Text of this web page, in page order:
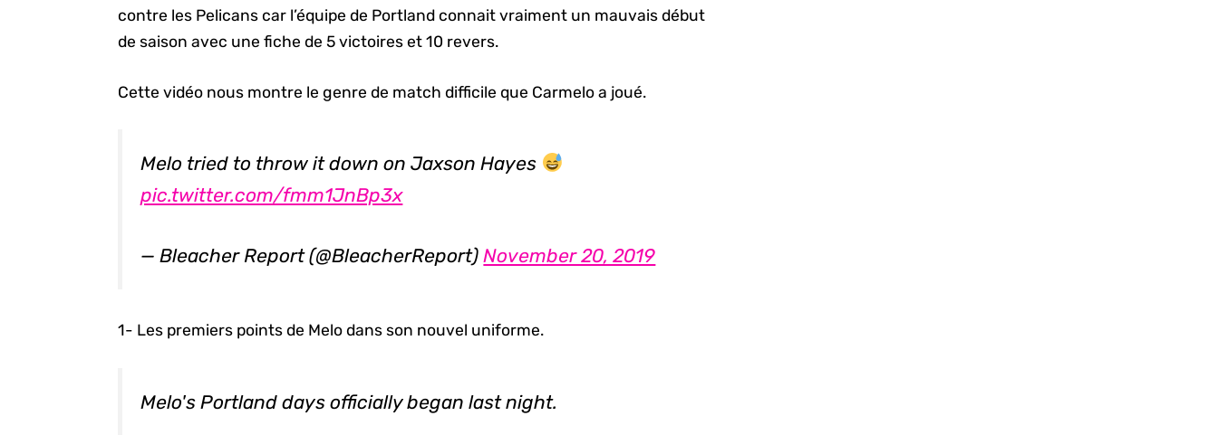
contre les Pelicans car l’équipe de Portland connait vraiment un mauvais début
de saison avec une fiche de 5 victoires et 10 revers.
Cette vidéo nous montre le genre de match difficile que Carmelo a joué.
Melo tried to throw it down on Jaxson Hayes
pic.twitter.com/fmm1JnBp3x
— Bleacher Report (@BleacherReport)November 20, 2019
1- Les premiers points de Melo dans son nouvel uniforme.
Melo's Portland days officially began last night.